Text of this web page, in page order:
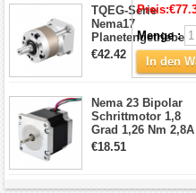
TQEG-Serie
Nema17
Planetengetriebe
10:1 Spiel 15Arc-
min für Nema 17
Getriebe
€42.42
Nema 23 Bipolar
Schrittmotor 1,8
Grad 1,26 Nm 2,8A
2,5V 4 Drähte
€18.51
Preis:
Menge :
In den